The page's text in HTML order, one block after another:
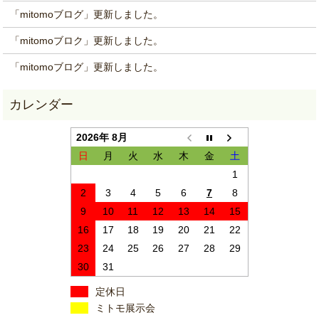
「mitomoブログ」更新しました。
「mitomoブロク」更新しました。
「mitomoブログ」更新しました。
2026年 8月
日
月 火 水 木 金
土
1
2
3 4 5 6 7
8
9
10 11 12 13 14
15
16
17 18 19 20 21
22
23
24 25 26 27 28
29
30
31
定休日
ミトモ展示会